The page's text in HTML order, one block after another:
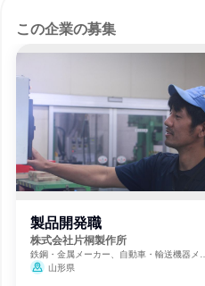
この企業の募集
製品開発職
株式会社片桐製作所
鉄鋼・金属メーカー、自動車・輸送機器メー
カー 山形県